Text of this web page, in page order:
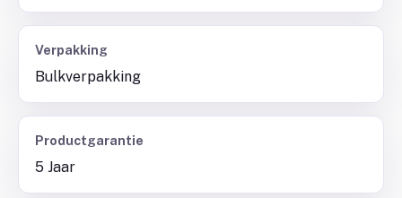
Verpakking
Bulkverpakking
Productgarantie
5 Jaar